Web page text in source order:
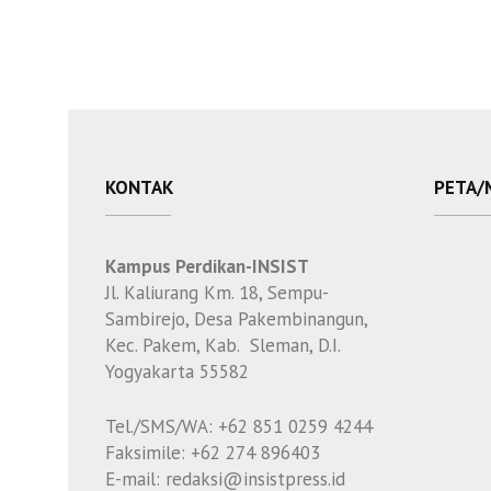
KONTAK
Kampus Perdikan-INSIST
Jl. Kaliurang Km. 18, Sempu-
Sambirejo, Desa Pakembinangun,
Kec. Pakem, Kab. Sleman, D.I.
Yogyakarta 55582
Tel./SMS/WA: +62 851 0259 4244
Faksimile: +62 274 896403
E-mail: redaksi@insistpress.id
PETA/